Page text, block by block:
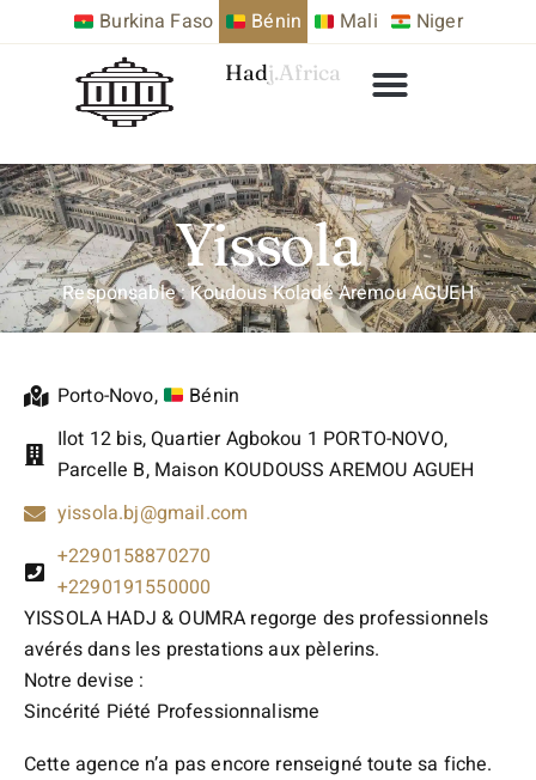
Burkina Faso Bénin Mali Niger
Hadj.Africa
Yissola
Responsable : Koudous Koladé Aremou AGUEH
Porto-Novo,
Bénin
Ilot 12 bis, Quartier Agbokou 1 PORTO-NOVO,
Parcelle B, Maison KOUDOUSS AREMOU AGUEH
yissola.bj@gmail.com
+2290158870270
+2290191550000
YISSOLA HADJ & OUMRA regorge des professionnels
avérés dans les prestations aux pèlerins.
Notre devise :
Sincérité Piété Professionnalisme
Cette agence n’a pas encore renseigné toute sa fiche.